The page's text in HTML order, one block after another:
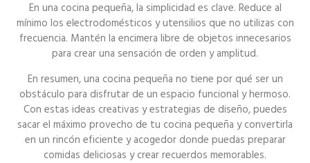
En una cocina pequeña, la simplicidad es clave. Reduce al
mínimo los electrodomésticos y utensilios que no utilizas con
frecuencia. Mantén la encimera libre de objetos innecesarios
para crear una sensación de orden y amplitud.
En resumen, una cocina pequeña no tiene por qué ser un
obstáculo para disfrutar de un espacio funcional y hermoso.
Con estas ideas creativas y estrategias de diseño, puedes
sacar el máximo provecho de tu cocina pequeña y convertirla
en un rincón eficiente y acogedor donde puedas preparar
comidas deliciosas y crear recuerdos memorables.